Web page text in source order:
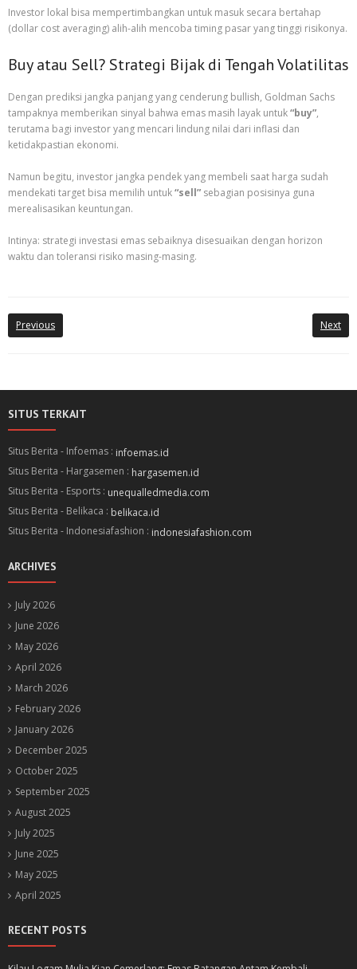
Investor lokal bisa mempertimbangkan untuk masuk secara bertahap
(dollar cost averaging) alih-alih mencoba timing pasar yang tinggi risikonya.
Buy atau Sell? Strategi Bijak di Tengah Volatilitas
Dengan prediksi jangka panjang yang cenderung bullish, Goldman Sachs
tampaknya memberikan sinyal bahwa emas masih layak untuk“buy”,
terutama bagi investor yang mencari lindung nilai dari inflasi dan
ketidakpastian ekonomi.
Namun begitu, investor jangka pendek yang membeli saat harga sudah
mendekati target bisa memilih untuk“sell” sebagian posisinya guna
merealisasikan keuntungan.
Intinya: strategi investasi emas sebaiknya disesuaikan dengan horizon
waktu dan toleransi risiko masing-masing.
Previous Next
SITUS TERKAIT
Situs Berita - Infoemas : infoemas.id
Situs Berita - Hargasemen : hargasemen.id
Situs Berita - Esports : unequalledmedia.com
Situs Berita - Belikaca : belikaca.id
Situs Berita - Indonesiafashion : indonesiafashion.com
ARCHIVES
July 2026
June 2026
May 2026
April 2026
March 2026
February 2026
January 2026
December 2025
October 2025
September 2025
August 2025
July 2025
June 2025
May 2025
April 2025
RECENT POSTS